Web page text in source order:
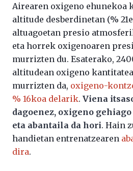
Airearen oxigeno ehunekoa
altitude desberdinetan (%
altuagoetan presio
eta horrek oxigenoaren
murrizten du. Esaterako,
altitudean oxigeno
murrizten da, oxigeno-
% 16koa delarik. Viena
dagoenez, oxigeno
eta abantaila da hori. Hain
handietan entrenatzearen
dira.